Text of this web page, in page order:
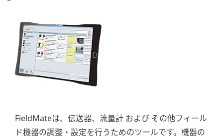
FieldMateは、伝送器、流量計 および その他フィール
ド機器の調整・設定を行うためのツールです。機器の